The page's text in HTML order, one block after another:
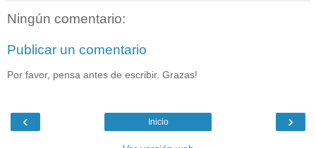
Ningún comentario:
Publicar un comentario
Por favor, pensa antes de escribir. Grazas!
‹ ›
Inicio